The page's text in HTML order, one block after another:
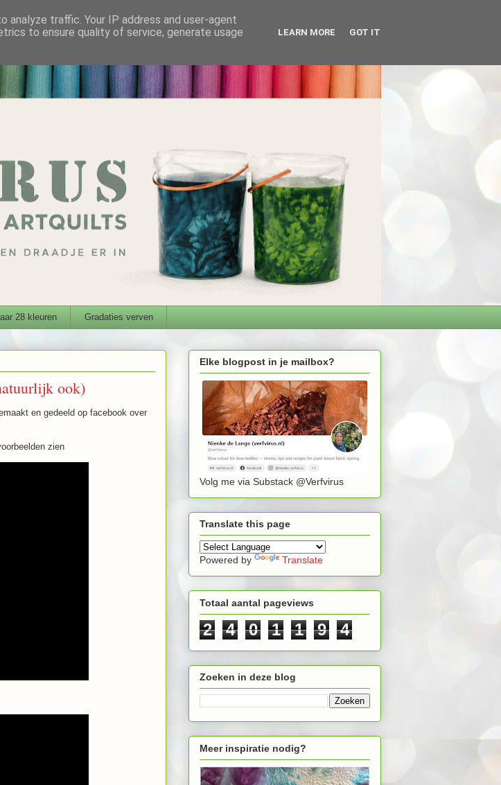
28 kleuren Gradaties verven
ook)
en gedeeld op facebook over
zien
Elke blogpost in je mailbox?
Volg me via Substack @Verfvirus
Translate this page
Powered by Translate
Totaal aantal pageviews
2 4 0 1 1 9 4
Zoeken in deze blog
Meer inspiratie nodig?
traffic. Your IP address and user-agent
to ensure quality of service, generate usage
LEARN MORE GOT IT